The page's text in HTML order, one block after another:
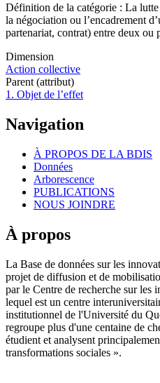
Définition de la catégorie : La
la négociation ou l’encadrement
partenariat, contrat) entre deux ou
Dimension
Action collective
Parent (attribut)
1. Objet de l’effet
Navigation
À PROPOS DE LA BDIS
Données
Arborescence
PUBLICATIONS
NOUS JOINDRE
À propos
La Base de données sur les
projet de diffusion et de
par le Centre de recherche sur les
lequel est un centre
institutionnel de l'Université du
regroupe plus d'une centaine de
étudient et analysent
transformations sociales ».